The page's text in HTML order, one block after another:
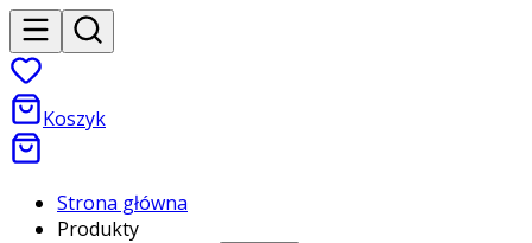
Koszyk
Strona główna
Produkty